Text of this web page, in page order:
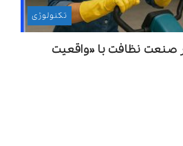
تکنولوژی
صنعت نظافت با «واقعیت